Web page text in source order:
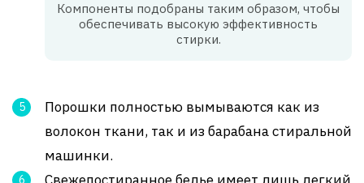
Компоненты подобраны таким образом, чтобы
обеспечивать высокую эффективность
стирки.
Порошки полностью вымываются как из
волокон ткани, так и из барабана стиральной
машинки.